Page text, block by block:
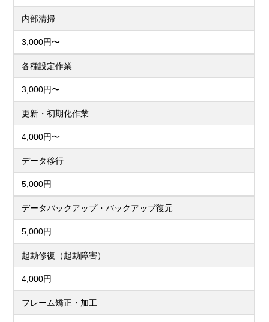
内部清掃
3,000円〜
各種設定作業
3,000円〜
更新・初期化作業
4,000円〜
データ移行
5,000円
データバックアップ・バックアップ復元
5,000円
起動修復（起動障害）
4,000円
フレーム矯正・加工